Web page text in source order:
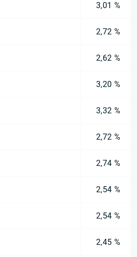
3,01 %
2,72 %
2,62 %
3,20 %
3,32 %
2,72 %
2,74 %
2,54 %
2,54 %
2,45 %